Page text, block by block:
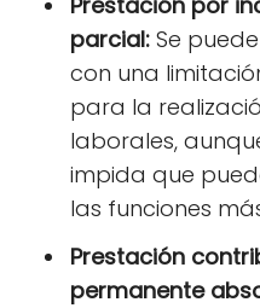
parcial: Se
con una
para la
laborales,
impida que
las funciones
Prestación
permanente